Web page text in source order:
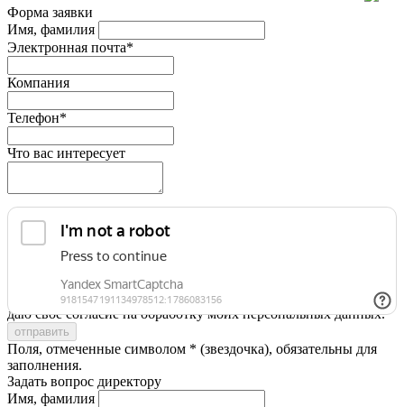
Форма заявки
Имя, фамилия
Электронная почта*
Компания
Телефон*
Что вас интересует
Я принимаю условияПолитики конфиденциальности
даю свое согласие на обработку моих персональных данных.
Поля, отмеченные символом * (звездочка), обязательны для
заполнения.
Задать вопрос директору
Имя, фамилия